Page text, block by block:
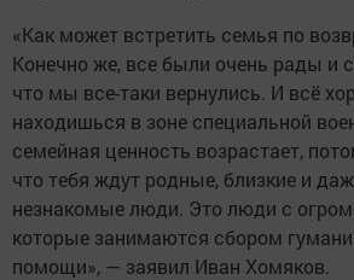
«Как может встретить семья по
Конечно же, все были очень рады и
что мы все-таки вернулись. И всё
находишься в зоне специальной
семейная ценность возрастает,
что тебя ждут родные, близкие и
незнакомые люди. Это люди с
которые занимаются сбором
помощи», — заявил Иван Хомяков.